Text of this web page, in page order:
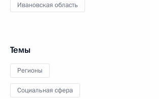
Ивановская область
Темы
Регионы
Социальная сфера